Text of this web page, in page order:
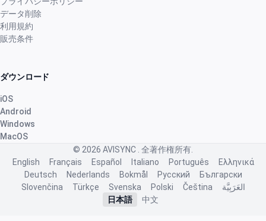
データ削除
利用規約
販売条件
ダウンロード
iOS
Android
Windows
MacOS
© 2026 AVISYNC . 全著作権所有.
English
Français Español Italiano Português
Ελληνικά
Deutsch
Nederlands Bokmål Русский
Български
Slovenčina
Türkçe Svenska Polski Čeština
العَرَبِيَّة
日本語
中文